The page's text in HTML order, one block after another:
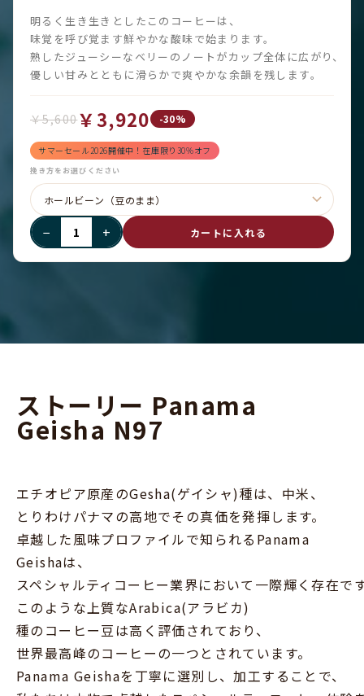
明るく生き生きとしたこのコーヒーは、
味覚を呼び覚ます鮮やかな酸味で始まります。
熟したジューシーなベリーのノートがカップ全体に広がり、
優しい甘みとともに滑らかで爽やかな余韻を残します。
￥5,600￥3,920 -30%
サマーセール2026開催中！在庫限り30%オフ
挽き方をお選びください
− + カートに入れる
ストーリー Panama
Geisha N97
エチオピア原産のGesha(ゲイシャ)種は、中米、
とりわけパナマの高地でその真価を発揮します。
卓越した風味プロファイルで知られるPanama
Geishaは、
スペシャルティコーヒー業界において一際輝く存在で
このような上質なArabica(アラビカ)
種のコーヒー豆は高く評価されており、
世界最高峰のコーヒーの一つとされています。
Panama Geishaを丁寧に選別し、加工することで、